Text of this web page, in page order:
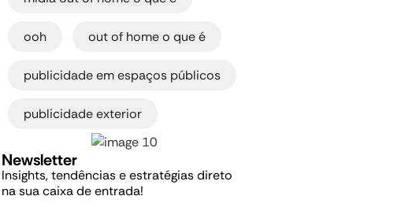
ooh out of home o que é
publicidade em espaços públicos
publicidade exterior
Newsletter
Insights, tendências e estratégias direto
na sua caixa de entrada!